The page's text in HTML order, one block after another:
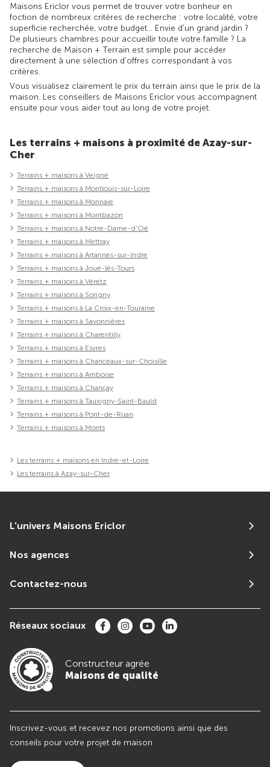
Maisons Ericlor vous permet de trouver votre bonheur en
foction de nombreux critères de recherche : votre localité, votre
superficie recherchée, votre budget... Envie d'un grand jardin ?
De plusieurs chambres pour accueillir toute votre famille ? La
recherche de Maison + Terrain est simple pour accéder
directement à une sélection d'offres correspondant à vos
critères.
Vous visualisez clairement le prix du terrain ainsi que le prix de la
maison. Les conseillers de Maisons Ericlor vous accompagnent
ensuite pour vous aider tout au long de votre projet.
Les terrains + maisons à proximité de Azay-sur-
Cher
Terrains + maisons à Veigné
Terrains + maisons à Montlouis-sur-Loire
Terrains + maisons à Monnaie
Terrains + maisons à Montbazon
Terrains + maisons à Notre-Dame-d'Oé
Terrains + maisons à Mettray
Terrains + maisons à Artannes-sur-Indre
Terrains + maisons à Joué-lès-Tours
Terrains + maisons à Véretz
Terrains + maisons à Sorigny
Terrains + maisons à La Croix-en-Touraine
Terrains + maisons à Savonnières
Terrains + maisons à Charentilly
Terrains + maisons à Esvres
Terrains + maisons à Chanceaux-sur-Choisille
Terrains + maisons à Amboise
Terrains + maisons à Chançay
Terrains + maisons à Tauxigny-Saint-Bauld
Terrains + maisons à Pont-de-Ruan
Terrains + maisons à Monts
Les terrains + maisons en Indre-et-Loire
Les terrains à Azay-sur-Cher
L'univers Maisons Ericlor
Nos agences
Contactez-nous
Réseaux sociaux
Constructeur agrée
Maisons de qualité
Inscrivez-vous et recevez nos promotions ainsi que des
conseils pour votre projet de maison